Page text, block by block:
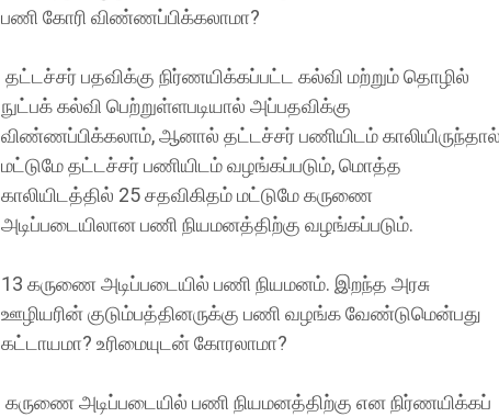
பணி கோரி விண்ணப்பிக்கலாமா?
தட்டச்சர் பதவிக்கு நிர்ணயிக்கப்பட்ட கல்வி மற்றும் தொழில்
நுட்பக் கல்வி பெற்றுள்ளபடியால் அப்பதவிக்கு
விண்ணப்பிக்கலாம், ஆனால் தட்டச்சர் பணியிடம்
மட்டுமே தட்டச்சர் பணியிடம் வழங்கப்படும், மொத்த
காலியிடத்தில் 25 சதவிகிதம் மட்டுமே கருணை
அடிப்படையிலான பணி நியமனத்திற்கு வழங்கப்படும்.
13 கருணை அடிப்படையில் பணி நியமனம். இறந்த அரசு
ஊழியரின் குடும்பத்தினருக்கு பணி வழங்க வேண்டுமென்பது
கட்டாயமா? உரிமையுடன் கோரலாமா?
கருணை அடிப்படையில் பணி நியமனத்திற்கு என நிர்ணயிக்கப்